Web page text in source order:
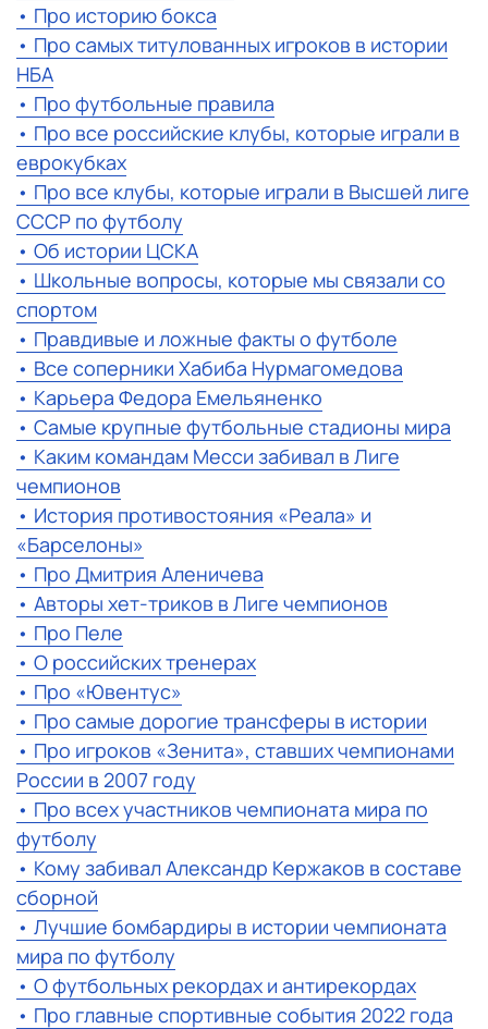
• Про историю бокса
• Про самых титулованных игроков в истории
НБА
• Про футбольные правила
• Про все российские клубы, которые играли в
еврокубках
• Про все клубы, которые играли в Высшей лиге
СССР по футболу
• Об истории ЦСКА
• Школьные вопросы, которые мы связали со
спортом
• Правдивые и ложные факты о футболе
• Все соперники Хабиба Нурмагомедова
• Карьера Федора Емельяненко
• Самые крупные футбольные стадионы мира
• Каким командам Месси забивал в Лиге
чемпионов
• История противостояния «Реала» и
«Барселоны»
• Про Дмитрия Аленичева
• Авторы хет-триков в Лиге чемпионов
• Про Пеле
• О российских тренерах
• Про «Ювентус»
• Про самые дорогие трансферы в истории
• Про игроков «Зенита», ставших чемпионами
России в 2007 году
• Про всех участников чемпионата мира по
футболу
• Кому забивал Александр Кержаков в составе
сборной
• Лучшие бомбардиры в истории чемпионата
мира по футболу
• О футбольных рекордах и антирекордах
• Про главные спортивные события 2022 года